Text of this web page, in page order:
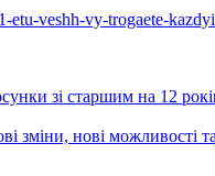
veshh-vy-trogaete-
зі старшим на 12
нові можливості